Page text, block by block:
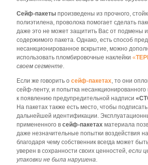
Сейф-пакеты произведены из прочного,
полиэтилена, проволока помогает сделать
даже это не может защитить Вас от подмены
содержимого пакета. Однако, есть способ
несанкционированное вскрытие, можно
использовать пломбировочные наклейки «
своем сегменте.
Если же говорить о сейф-пакетах, то они
сейф-ленту, и попытка несанкционированного
к появлению предупредительной надписи
На пакетах также есть место, чтобы
дальнейшей идентификации.
примененного в сейф-пакетах материала
даже незначительные попытки воздействия на
благодаря чему собственник всегда может
уверен в сохранности своих ценностей, если
упаковки не была нарушена.